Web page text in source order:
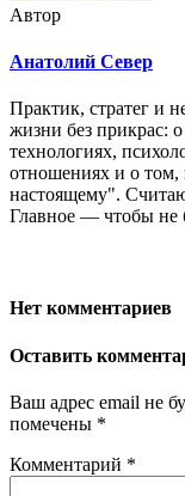
Автор
Анатолий Север
Практик, стратег и
жизни без прикрас:
технологиях,
отношениях и о том,
настоящему".
Главное — чтобы не
Нет комментариев
Оставить
Ваш адрес email не
помечены *
Комментарий *